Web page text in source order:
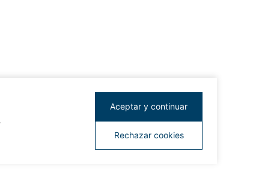
.
Rechazar cookies
Aceptar y continuar